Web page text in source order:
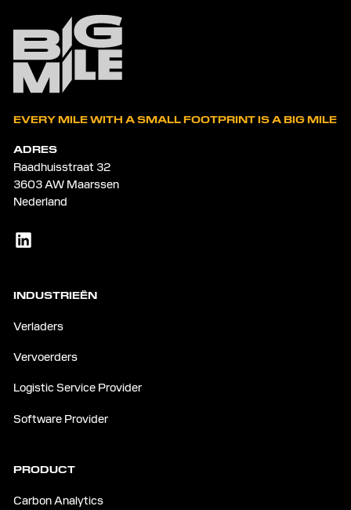
EVERY MILE WITH A SMALL FOOTPRINT IS A BIG MILE
ADRES
Raadhuisstraat 32
3603 AW Maarssen
Nederland
INDUSTRIEËN
Verladers
Vervoerders
Logistic Service Provider
Software Provider
PRODUCT
Carbon Analytics